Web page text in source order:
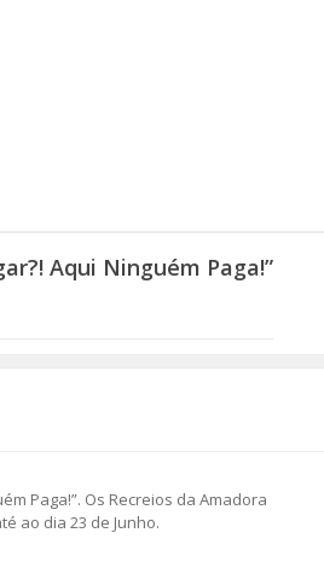
Aqui Ninguém Paga!”
Paga!”. Os Recreios da Amadora
ao dia 23 de Junho.